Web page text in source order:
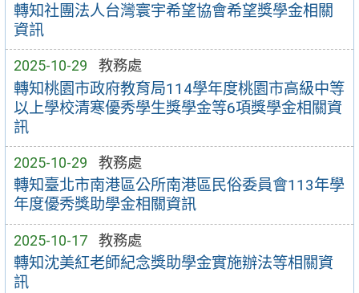
轉知社團法人台灣寰宇希望協會希望獎學金相關
資訊
2025-10-29 教務處
轉知桃園市政府教育局114學年度桃園市高級中等
以上學校清寒優秀學生獎學金等6項獎學金相關資
訊
2025-10-29 教務處
轉知臺北市南港區公所南港區民俗委員會113年學
年度優秀獎助學金相關資訊
2025-10-17 教務處
轉知沈美紅老師紀念獎助學金實施辦法等相關資
訊